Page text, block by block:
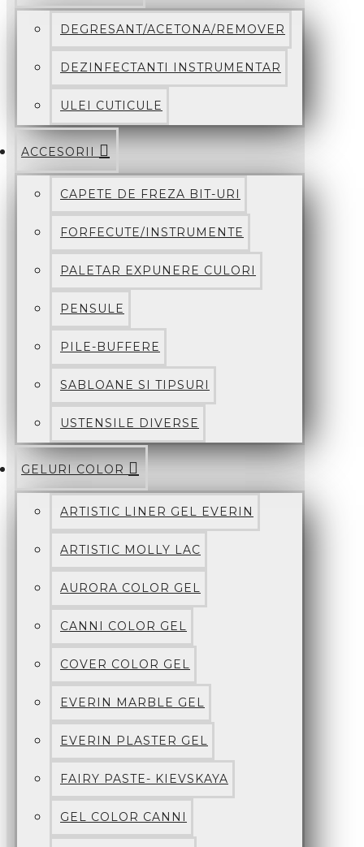
DEGRESANT/ACETONA/REMOVER
DEZINFECTANTI INSTRUMENTAR
ULEI CUTICULE
ACCESORII
CAPETE DE FREZA BIT-URI
FORFECUTE/INSTRUMENTE
PALETAR EXPUNERE CULORI
PENSULE
PILE-BUFFERE
SABLOANE SI TIPSURI
USTENSILE DIVERSE
GELURI COLOR
ARTISTIC LINER GEL EVERIN
ARTISTIC MOLLY LAC
AURORA COLOR GEL
CANNI COLOR GEL
COVER COLOR GEL
EVERIN MARBLE GEL
EVERIN PLASTER GEL
FAIRY PASTE- KIEVSKAYA
GEL COLOR CANNI